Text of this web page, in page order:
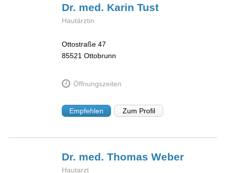
Dr. med. KarinTust
Hautärztin
Ottostraße 47
85521 Ottobrunn
Öffnungszeiten
Empfehlen Zum Profil
Dr. med. ThomasWeber
Hautarzt